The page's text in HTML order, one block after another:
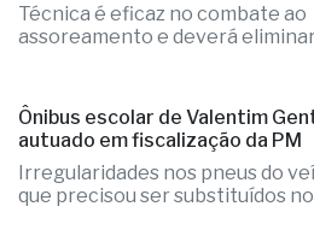
Técnica é eficaz no combate ao
assoreamento e deverá
Ônibus escolar de Valentim
autuado em fiscalização da PM
Irregularidades nos pneus do
que precisou ser substituídos